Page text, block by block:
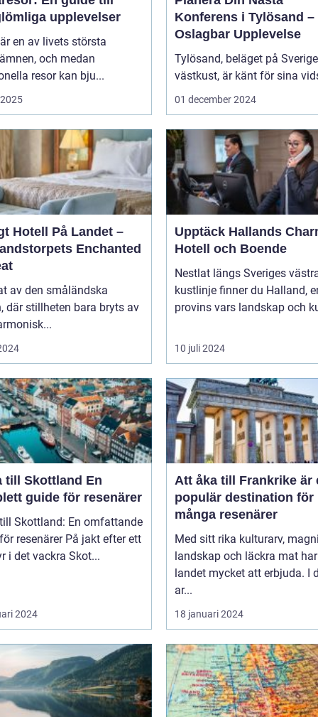
upplevelser
en av livets största
och medan
resor kan bju...
Konferens i Tylösand –
Oslagbar Upplevelse
Tylösand, beläget på
västkust, är känt för sina
01 december 2024
Hotell På Landet –
Enchanted
av den småländska
där stillheten bara bryts av
Upptäck Hallands
Hotell och Boende
Nestlat längs Sveriges
kustlinje finner du Halland,
provins vars landskap och
10 juli 2024
Skottland En
guide för resenärer
Skottland: En omfattande
På jakt efter ett
i det vackra Skot...
2024
Att åka till Frankrike är
populär destination för
många resenärer
Med sitt rika kulturarv,
landskap och läckra mat har
landet mycket att erbjuda. I
ar...
18 januari 2024